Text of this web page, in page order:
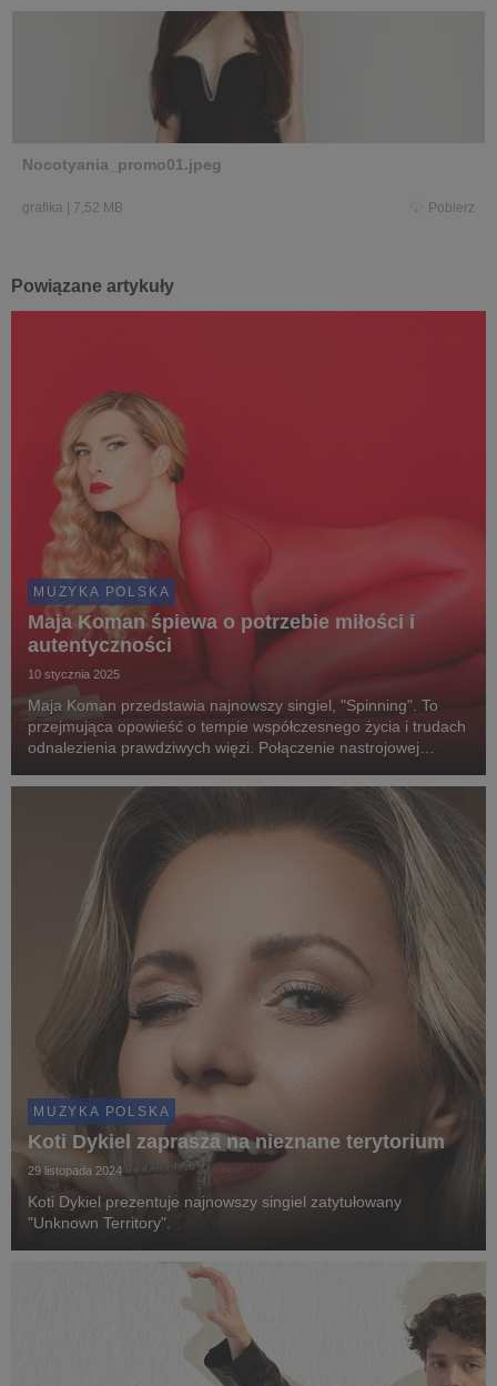
Nocotyania_promo01.jpeg
grafika 7,52 MB Pobierz
Powiązane artykuły
MUZYKA POLSKA
Maja Koman śpiewa o potrzebie miłości i
autentyczności
10 stycznia 2025
Maja Koman przedstawia najnowszy singiel, "Spinning". To
przejmująca opowieść o tempie współczesnego życia i trudach
odnalezienia prawdziwych więzi. Połączenie nastrojowej
zdominowanego przez ekrany i wszechobecny hałas....
MUZYKA POLSKA
Koti Dykiel zaprasza na nieznane terytorium
29 listopada 2024
Koti Dykiel prezentuje najnowszy singiel zatytułowany
"Unknown Territory".